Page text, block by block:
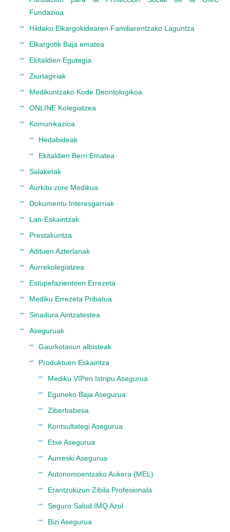
Fundazioa
Hildako Elkargokidearen Familiarentzako Laguntza
Elkargotik Baja ematea
Ekitaldien Egutegia
Ziurtagiriak
Medikuntzako Kode Deontologikoa
ONLINE Kolegiatzea
Komunikazioa
Hedabideak
Ekitaldien Berri Ematea
Salaketak
Aurkitu zure Medikua
Dokumentu Interesgarriak
Lan-Eskaintzak
Prestakuntza
Adituen Azterlanak
Aurrekolegiatzea
Estupefazienteen Errezeta
Mediku Errezeta Pribatua
Sinadura Aintzatestea
Aseguruak
Gaurkotasun albisteak
Produktuen Eskaintza
Mediku VIPen Istripu Asegurua
Eguneko Baja Asegurua
Ziberbabesa
Kontsultategi Asegurua
Etxe Asegurua
Aurreski Asegurua
Autonomoentzako Aukera (MEL)
Erantzukizun Zibila Profesionala
Seguro Salud IMQ Azul
Bizi Asegurua